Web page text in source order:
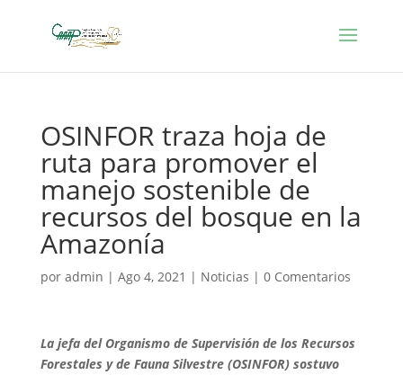
OSINFOR traza hoja de
ruta para promover el
manejo sostenible de
recursos del bosque en la
Amazonía
por admin | Ago 4, 2021 | Noticias | 0 Comentarios
La jefa del Organismo de Supervisión de los Recursos
Forestales y de Fauna Silvestre (OSINFOR) sostuvo